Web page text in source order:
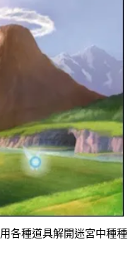
各種道具解開迷宮中種種